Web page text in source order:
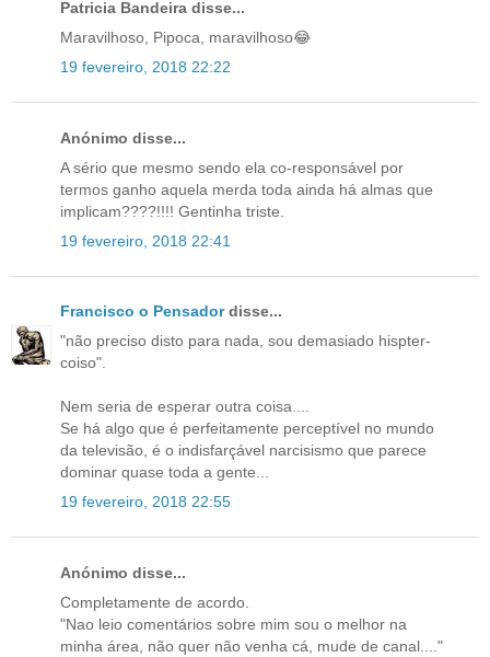
Patricia Bandeira disse...
Maravilhoso, Pipoca, maravilhoso😂
19 fevereiro, 2018 22:22
Anónimo disse...
A sério que mesmo sendo ela co-responsável por
termos ganho aquela merda toda ainda há almas que
implicam????!!!! Gentinha triste.
19 fevereiro, 2018 22:41
Francisco o Pensadordisse...
"não preciso disto para nada, sou demasiado hispter-
coiso".
Nem seria de esperar outra coisa....
Se há algo que é perfeitamente perceptível no mundo
da televisão, é o indisfarçável narcisismo que parece
dominar quase toda a gente...
19 fevereiro, 2018 22:55
Anónimo disse...
Completamente de acordo.
"Nao leio comentários sobre mim sou o melhor na
minha área, não quer não venha cá, mude de canal...."